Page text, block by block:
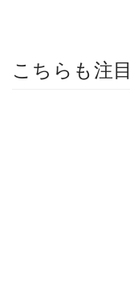
こちらも注目